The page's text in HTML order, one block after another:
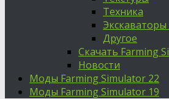
Техника
Экскаваторы
Другое
Скачать Farming
Новости
Моды Farming Simulator 22
Моды Farming Simulator 19